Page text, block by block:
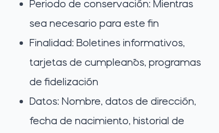
Periodo de conservación: Mientras
sea necesario para este fin
Finalidad: Boletines informativos,
tarjetas de cumpleaños, programas
de fidelización
Datos: Nombre, datos de dirección,
fecha de nacimiento, historial de